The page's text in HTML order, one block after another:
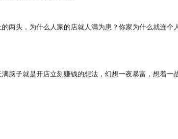
两头，为什么人家的店就人满为患？你家为什么就连个
脑子就是开店立刻赚钱的想法，幻想一夜暴富，想着一